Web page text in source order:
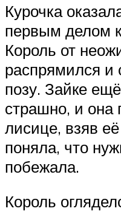
Курочка
первым делом
Король от
распрямился и
позу. Зайке
страшно, и она
лисице, взяв
поняла, что
побежала.
Король